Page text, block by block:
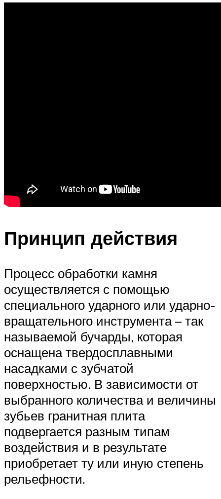
Принцип действия
Процесс обработки камня
осуществляется с помощью
специального ударного или ударно-
вращательного инструмента – так
называемой бучарды, которая
оснащена твердосплавными
насадками с зубчатой
поверхностью. В зависимости от
выбранного количества и величины
зубьев гранитная плита
подвергается разным типам
воздействия и в результате
приобретает ту или иную степень
рельефности.